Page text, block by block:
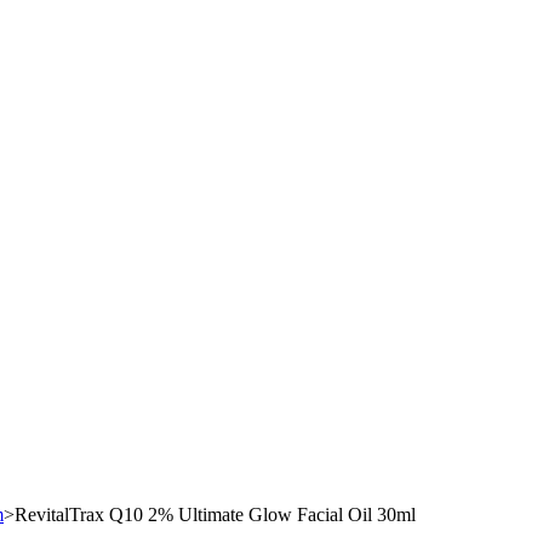
>RevitalTrax Q10 2% Ultimate Glow Facial Oil 30ml